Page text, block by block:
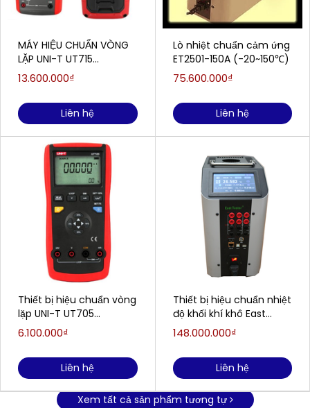
MÁY HIỆU CHUẨN VÒNG
LẶP UNI-T UT715
(20mA/30V)
13.600.000₫
Liên hệ
Thiết bị hiệu chuẩn vòng
lặp UNI-T UT705
(30.000VDC, 24.000mA
6.100.000₫
Liên hệ
Lò nhiệt chuẩn cảm ứng
ET2501-150A (-20~150℃)
75.600.000₫
Liên hệ
Thiết bị hiệu chuẩn nhiệt
độ khối khí khô East
Tester ET3804
148.000.000₫
Liên hệ
Xem tất cả sản phẩm tương tự